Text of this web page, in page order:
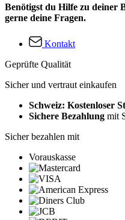
Benötigst du Hilfe zu deiner
gerne deine Fragen.
Kontakt
Geprüfte Qualität
Sicher und vertraut einkaufen
Schweiz: Kostenloser
Sichere Bezahlung mit
Sicher bezahlen mit
Vorauskasse